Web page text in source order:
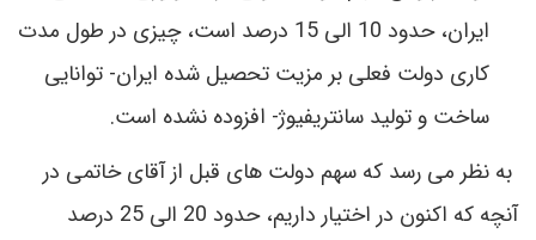
ایران، حدود 10 الی 15 درصد است، چیزی در طول مدت
کاری دولت فعلی بر مزیت تحصیل شده ایران- توانایی
ساخت و تولید سانتريفیوژ- افزوده نشده است.
به نظر می رسد که سهم دولت های قبل از آقای خاتمی در
آنچه که اکنون در اختیار داریم، حدود 20 الی 25 درصد